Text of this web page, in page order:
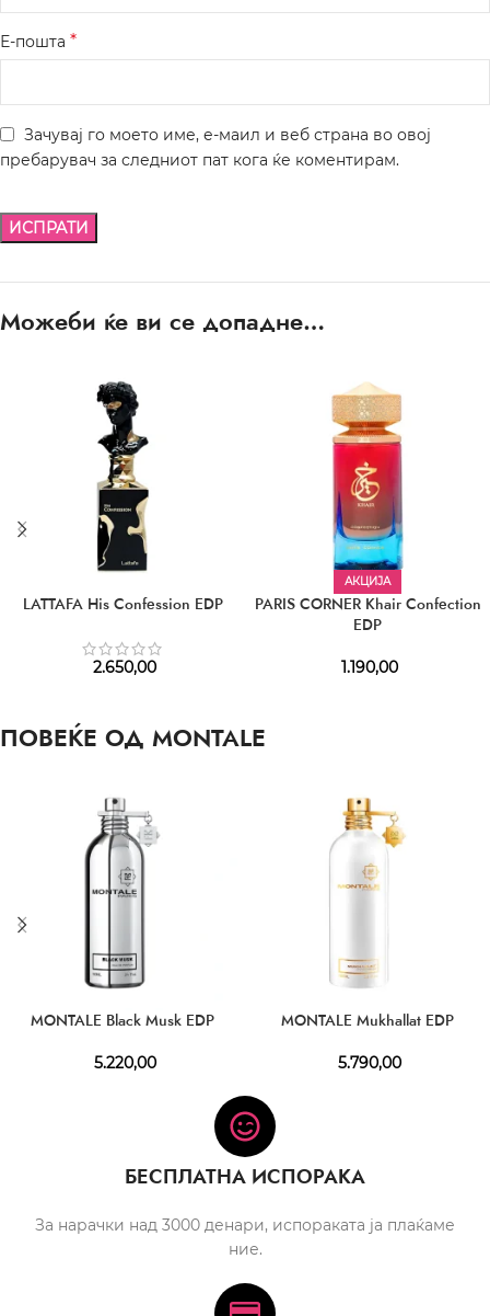
Е-пошта *
Зачувај го моето име, е-маил и веб страна во овој
пребарувач за следниот пат кога ќе коментирам.
Можеби ќе ви се допадне…
LATTAFA His Confession EDP
2.650,00
АКЦИЈА
PARIS CORNER Khair Confection
EDP
1.190,00
ПОВЕЌЕ ОД MONTALE
MONTALE Black Musk EDP
5.220,00
MONTALE Mukhallat EDP
5.790,00
БЕСПЛАТНА ИСПОРАКА
За нарачки над 3000 денари, испораката ја плаќаме
ние.